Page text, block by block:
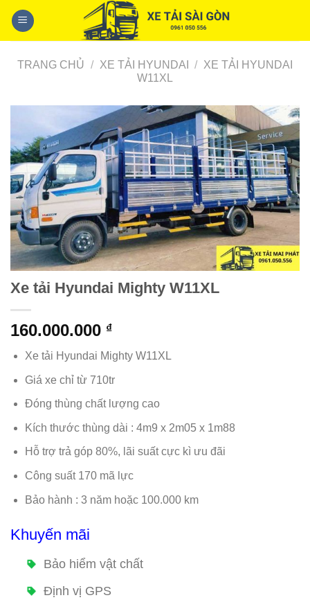
Skip
content
TRANG CHỦ / XE TẢI HYUNDAI / XE TẢI HYUNDAI
W11XL
Xe tải Hyundai Mighty W11XL
160.000.000 ₫
Xe tải Hyundai Mighty W11XL
Giá xe chỉ từ 710tr
Đóng thùng chất lượng cao
Kích thước thùng dài : 4m9 x 2m05 x 1m88
Hỗ trợ trả góp 80%, lãi suất cực kì ưu đãi
Công suất 170 mã lực
Bảo hành : 3 năm hoặc 100.000 km
Khuyến mãi
Bảo hiểm vật chất
Định vị GPS